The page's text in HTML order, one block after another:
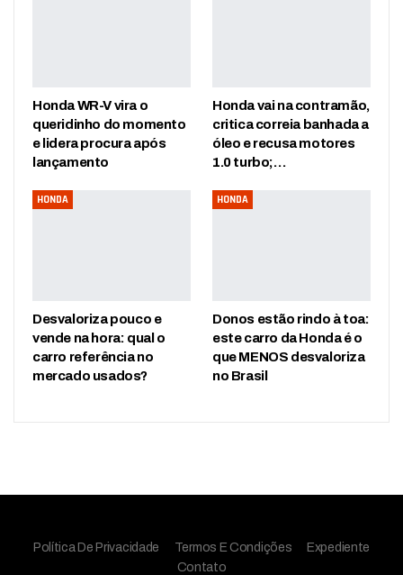
Honda WR-V vira o
queridinho do momento
e lidera procura após
lançamento
Honda vai na contramão,
critica correia banhada a
óleo e recusa motores
1.0 turbo;…
HONDA
Desvaloriza pouco e
vende na hora: qual o
carro referência no
mercado usados?
HONDA
Donos estão rindo à toa:
este carro da Honda é o
que MENOS desvaloriza
no Brasil
Política De Privacidade Termos E Condições
Expediente
Contato